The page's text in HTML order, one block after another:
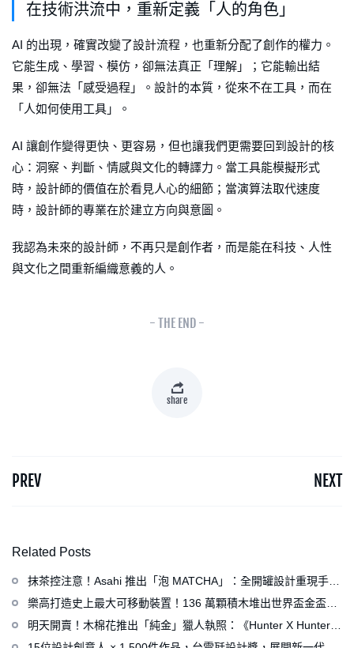
在技術洪流中，重新定義「人的角色」
AI 的出現，確實改變了設計流程，也重新分配了創作的權力。
它能生成、學習、模仿，卻無法真正「理解」；它能輸出結
果，卻無法「感受過程」。設計的本質，從來不在工具，而在
「人如何使用工具」。
AI 讓創作變得更快、更容易，但也讓我們更需要回到設計的核
心：洞察、判斷、情感與文化的轉譯力。當工具能模擬形式
時，設計師的價值在於看見人心的細節；當演算法取代速度
時，設計師的專業在於建立方向與意圖。
我認為未來的設計師，不再只是創作者，而是能在科技、人性
與文化之間重新編織意義的人。
- THE END -
share
PREV NEXT
Related Posts
抹茶控注意！Asahi 推出「泡 MATCHA」：全開罐設計重現手打
泡感，拿鐵、可爾必思等新品同步亮相
樂高打造史上最大可移動裝置！136 萬顆積木堆出世界盃金盃，
梅西、姆巴佩、C 羅化身樂高人偶
明天開賣！木棉花推出「純金」獵人執照：《Hunter X Hunter》
連載再開、集英社打造獵人專用情報網